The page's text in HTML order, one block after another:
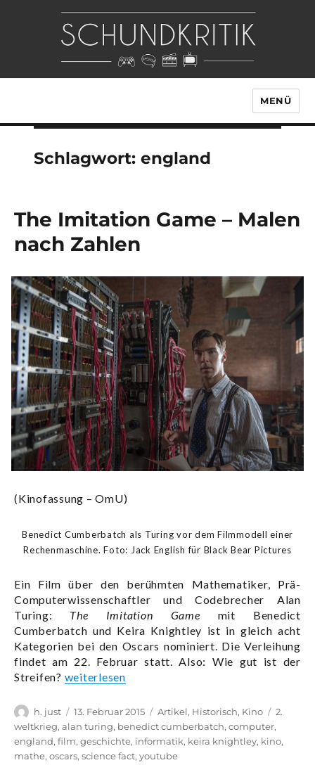
MENÜ
Schlagwort: england
The Imitation Game – Malen
nach Zahlen
(Kinofassung – OmU)
Benedict Cumberbatch als Turing vor dem Filmmodell einer
Rechenmaschine. Foto: Jack English für Black Bear Pictures
Ein Film über den berühmten Mathematiker, Prä-
Computerwissenschaftler und Codebrecher Alan
Turing: The Imitation Game mit Benedict
Cumberbatch und Keira Knightley ist in gleich acht
Kategorien bei den Oscars nominiert. Die Verleihung
findet am 22. Februar statt. Also: Wie gut ist der
Streifen? „The Imitation Game – Malen nach Zahlen“
weiterlesen
Autor
h. just
Veröffentlicht
am
13. Februar 2015 Kategorien
Artikel, Historisch, Kino
2.
weltkrieg,alan turing, benedict cumberbatch,computer,
england,film,geschichte, informatik, keira knightley, kino,
mathe,oscars,science fact,youtube